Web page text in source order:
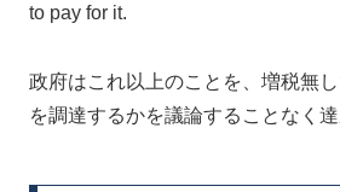
to pay for it.
政府はこれ以上のことを、増税無
を調達するかを議論することなく達